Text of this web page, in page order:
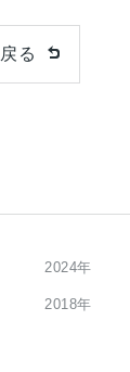
る
2024年
2018年